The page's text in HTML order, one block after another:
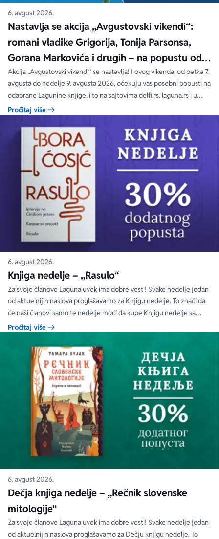
6. avgust 2026.
Nastavlja se akcija „Avgustovski vikendi“:
romani vladike Grigorija, Tonija Parsonsa,
Gorana Markovića i drugih – na popustu od
čak 40, 50 i 60%
Akcija „Avgustovski vikendi“ se nastavlja! I ovog vikenda, od petka 7.
avgusta do nedelje 9. avgusta 2026, očekuju vas posebni popusti na
odabrane Lagunine knjige, i to na sajtovima delfi.rs, laguna.rs i u
svim Delfi knjižarama.
Pročitaj više
6. avgust 2026.
Knjiga nedelje – „Rasulo“
Za svoje članove Laguna uvek ima dobre vesti! Svake nedelje jedan
od aktuelnijih naslova proglašavamo za Knjigu nedelje. To znači da
će naši članovi samo te nedelje moći da kupe Knjigu nedelje sa
specijalnim DODATNIM popustom od 30%.
Pročitaj više
6. avgust 2026.
Dečja knjiga nedelje – „Rečnik slovenske
mitologije“
Za svoje članove Laguna uvek ima dobre vesti! Svake nedelje jedan
od aktuelnijih naslova proglašavamo za Dečju knjigu nedelje. To